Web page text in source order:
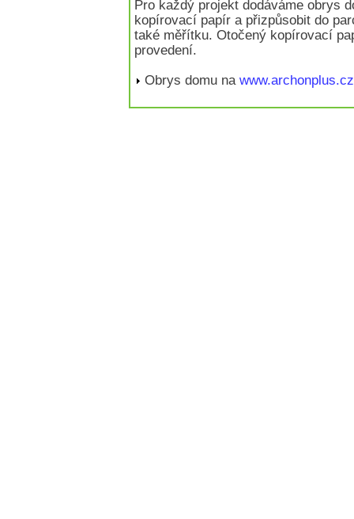
Pro každý projekt dodáváme obrys
kopírovací papír a přizpůsobit do
také měřítku. Otočený kopírovací
provedení.
Obrys domu na www.archonplus.cz